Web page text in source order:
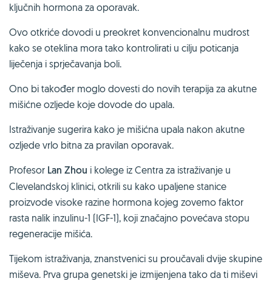
ključnih hormona za oporavak.
Ovo otkriće dovodi u preokret konvencionalnu mudrost
kako se oteklina mora tako kontrolirati u cilju poticanja
liječenja i sprječavanja boli.
Ono bi također moglo dovesti do novih terapija za akutne
mišićne ozljede koje dovode do upala.
Istraživanje sugerira kako je mišićna upala nakon akutne
ozljede vrlo bitna za pravilan oporavak.
Profesor Lan Zhou i kolege iz Centra za istraživanje u
Clevelandskoj klinici, otkrili su kako upaljene stanice
proizvode visoke razine hormona kojeg zovemo faktor
rasta nalik inzulinu-1 (IGF-1), koji značajno povećava stopu
regeneracije mišića.
Tijekom istraživanja, znanstvenici su proučavali dvije skupine
miševa. Prva grupa genetski je izmijenjena tako da ti miševi